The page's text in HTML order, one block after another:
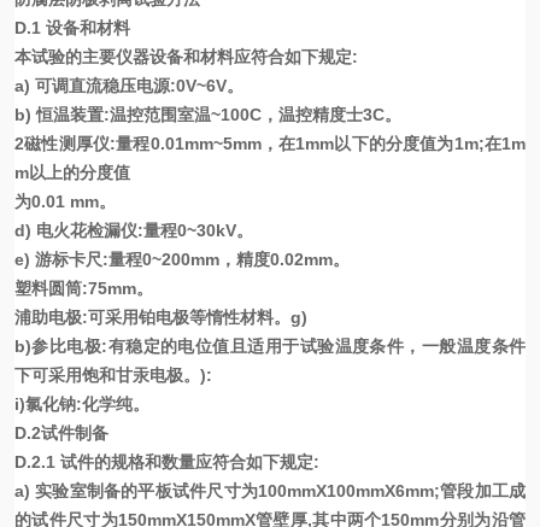
D.1 设备和材料
本试验的主要仪器设备和材料应符合如下规定:
a) 可调直流稳压电源:0V~6V。
b) 恒温装置:温控范围室温~100C，温控精度士3C。
2磁性测厚仪:量程0.01mm~5mm，在1mm以下的分度值为1m;在1m
m以上的分度值
为0.01 mm。
d) 电火花检漏仪:量程0~30kV。
e) 游标卡尺:量程0~200mm，精度0.02mm。
塑料圆筒:75mm。
浦助电极:可采用铂电极等惰性材料。g)
b)参比电极:有稳定的电位值且适用于试验温度条件，一般温度条件
下可采用饱和甘汞电极。):
i)氯化钠:化学纯。
D.2试件制备
D.2.1 试件的规格和数量应符合如下规定:
a) 实验室制备的平板试件尺寸为100mmX100mmX6mm;管段加工成
的试件尺寸为150mmX150mmX管壁厚,其中两个150mm分别为沿管